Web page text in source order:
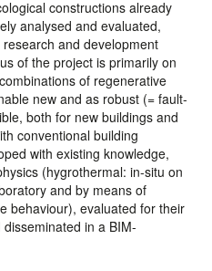
constructions already
analysed and evaluated,
and development
of the project is primarily on
of regenerative
new and as robust (= fault-
both for new buildings and
conventional building
with existing knowledge,
(hygrothermal: in-situ on
and by means of
behaviour), evaluated for their
in a BIM-